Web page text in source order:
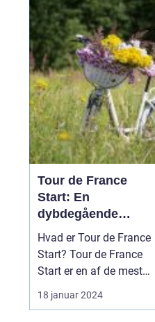
fitnesscentre og
træningstilbud gør det
nemt for enhver at finde
den rette måde at
træne...
Tour de France
Start: En
dybdegående
introduktion til
verdens mest
berømte cykelløb
Hvad er Tour de France
Start? Tour de France
Start er en af de mest
spændende
begivenheder inden for
18 januar 2024